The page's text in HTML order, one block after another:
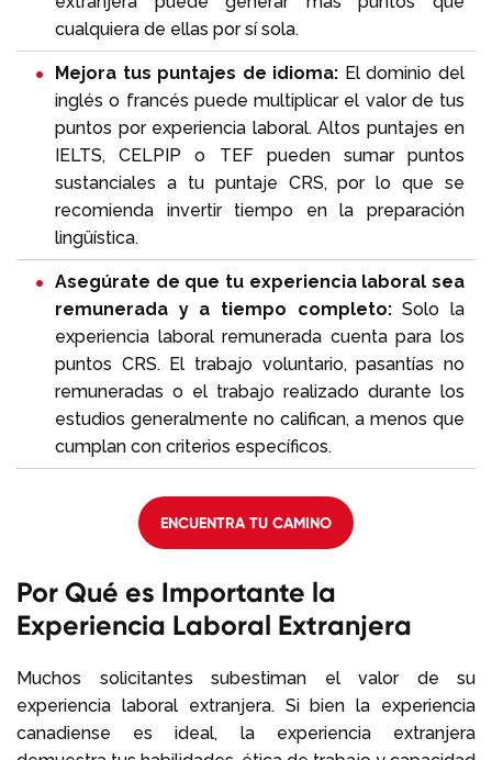
cualquiera de ellas por sí sola.
Mejora tus puntajes de idioma: El dominio del
inglés o francés puede multiplicar el valor de tus
puntos por experiencia laboral. Altos puntajes en
IELTS, CELPIP o TEF pueden sumar puntos
sustanciales a tu puntaje CRS, por lo que se
recomienda invertir tiempo en la preparación
lingüística.
Asegúrate de que tu experiencia laboral sea
remunerada y a tiempo completo:Solo la
experiencia laboral remunerada cuenta para los
puntos CRS. El trabajo voluntario, pasantías no
remuneradas o el trabajo realizado durante los
estudios generalmente no califican, a menos que
cumplan con criterios específicos.
ENCUENTRA TU CAMINO
Por Qué es Importante la
Experiencia Laboral Extranjera
Muchos solicitantes subestiman el valor de su
experiencia laboral extranjera. Si bien la experiencia
canadiense es ideal, la experiencia extranjera